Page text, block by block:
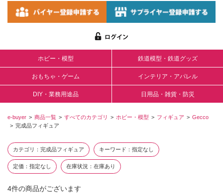
ホビー・模型 鉄道模型・鉄道グッズ
おもちゃ・ゲーム インテリア・アパレル
DIY・業務用途品 日用品・雑貨・防災
e-buyer 商品一覧 すべてのカテゴリ ホビー・模型 フィギュア
Gecco
完成品フィギュア
カテゴリ 完成品フィギュア キーワード 指定なし
定価 指定なし 在庫状況 在庫あり
4件の商品がございます